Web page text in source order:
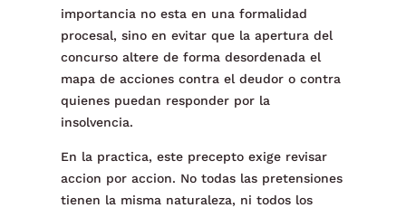
importancia no esta en una formalidad
procesal, sino en evitar que la apertura del
concurso altere de forma desordenada el
mapa de acciones contra el deudor o contra
quienes puedan responder por la
insolvencia.
En la practica, este precepto exige revisar
accion por accion. No todas las pretensiones
tienen la misma naturaleza, ni todos los